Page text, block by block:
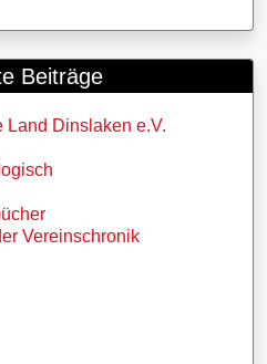
Beiträge
Land Dinslaken e.V.
Vereinschronik